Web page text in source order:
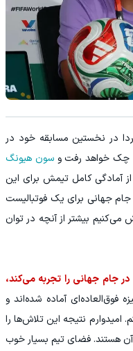
در نخستین مسابقه خود در
سون هیونگ
آمادگی کامل تیمش برای این
جهانی برای یک فوتبالیست
می‌کنیم بیشتر از آنچه در توان
جام جهانی را تجربه می‌کند،
فوق‌العاده‌ای آماده شده‌اند و
امیدوارم نتیجه این تلاش‌ها را
آن هستند. فضای تیم بسیار خوب